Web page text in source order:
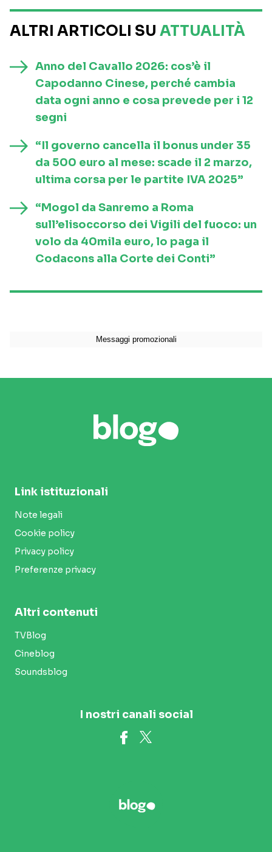
ALTRI ARTICOLI SU ATTUALITÀ
Anno del Cavallo 2026: cos’è il
Capodanno Cinese, perché cambia
data ogni anno e cosa prevede per i 12
segni
“Il governo cancella il bonus under 35
da 500 euro al mese: scade il 2 marzo,
ultima corsa per le partite IVA 2025”
“Mogol da Sanremo a Roma
sull’elisoccorso dei Vigili del fuoco: un
volo da 40mila euro, lo paga il
Codacons alla Corte dei Conti”
Link istituzionali
Note legali
Cookie policy
Privacy policy
Preferenze privacy
Altri contenuti
TVBlog
Cineblog
Soundsblog
I nostri canali social